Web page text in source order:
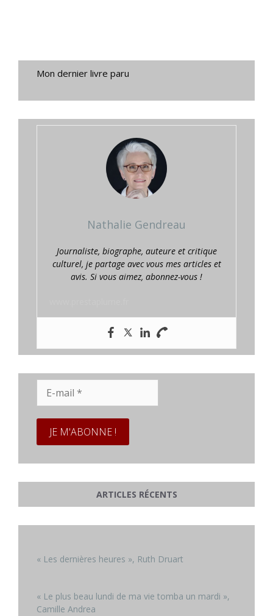
Mon dernier livre paru
Nathalie Gendreau
Journaliste, biographe, auteure et critique
culturel, je partage avec vous mes articles et
avis. Si vous aimez, abonnez-vous !
mail
ARTICLES RÉCENTS
« Les dernières heures », Ruth Druart
« Le plus beau lundi de ma vie tomba un mardi »,
Camille Andrea